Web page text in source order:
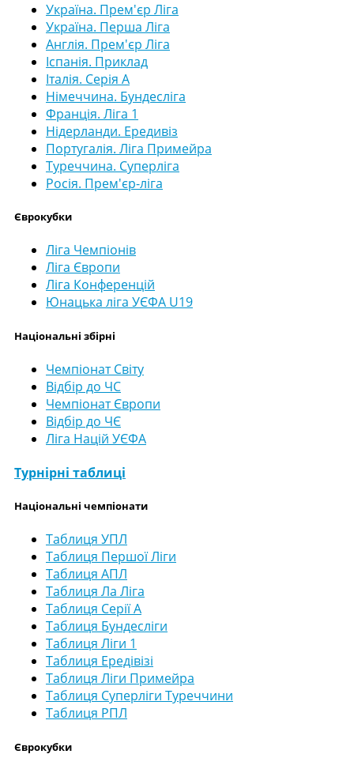
Україна. Прем'єр Ліга
Україна. Перша Ліга
Англія. Прем'єр Ліга
Іспанія. Приклад
Італія. Серія А
Німеччина. Бундесліга
Франція. Ліга 1
Нідерланди. Ередивіз
Португалія. Ліга Примейра
Туреччина. Суперліга
Росія. Прем'єр-ліга
Єврокубки
Ліга Чемпіонів
Ліга Європи
Ліга Конференцій
Юнацька ліга УЄФА U19
Національні збірні
Чемпіонат Світу
Відбір до ЧС
Чемпіонат Європи
Відбір до ЧЄ
Ліга Націй УЄФА
Турнірні таблиці
Національні чемпіонати
Таблиця УПЛ
Таблиця Першої Ліги
Таблиця АПЛ
Таблиця Ла Ліга
Таблиця Серії А
Таблиця Бундесліги
Таблиця Ліги 1
Таблиця Ередівізі
Таблиця Ліги Примейра
Таблиця Суперліги Туреччини
Таблиця РПЛ
Єврокубки